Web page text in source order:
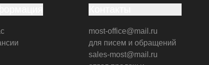
most-office@mail.ru
для писем и обращений
sales-most@mail.ru